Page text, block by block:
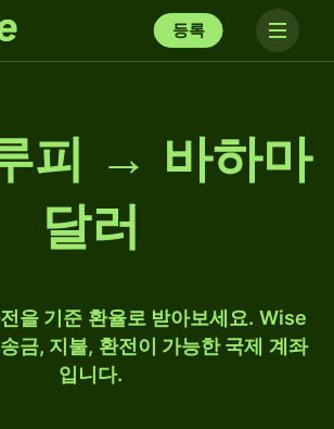
등록
피 → 바하마
달러
을 기준 환율로 받아보세요. Wise
금, 지불, 환전이 가능한 국제 계좌
입니다.